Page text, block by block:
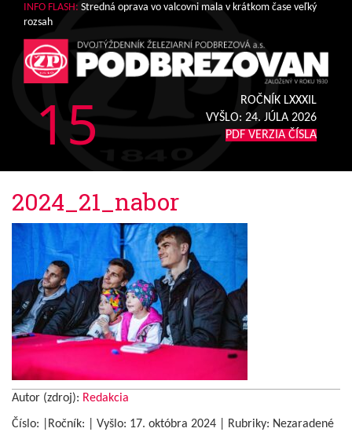
INFO FLASH: Stredná oprava vo valcovni mala v krátkom čase veľký
rozsah
15
ROČNÍK LXXXIL
VYŠLO: 24. JÚLA 2026
PDF VERZIA ČÍSLA
2024_21_nabor
Autor (zdroj): Redakcia
Číslo: |Ročník: | Vyšlo: 17. októbra 2024 Rubriky: Nezaradené